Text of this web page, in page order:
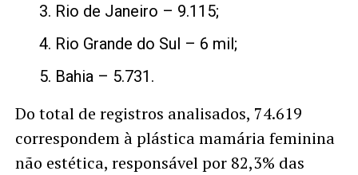
Rio de Janeiro – 9.115;
Rio Grande do Sul – 6 mil;
Bahia – 5.731.
Do total de registros analisados, 74.619
correspondem à plástica mamária feminina
não estética, responsável por 82,3% das